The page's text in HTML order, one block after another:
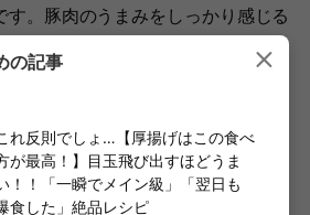
す。豚肉のうまみをしっかり感じる
ていないからでしょうか。
菜のパンチが効いていて、ごま油
な気持ちになるご飯となりまし
の記事
れ反則でしょ…【厚揚げはこの食べ
が最高！】目玉飛び出すほどうま
！！「一瞬でメイン級」「翌日も
食した」絶品レシピ